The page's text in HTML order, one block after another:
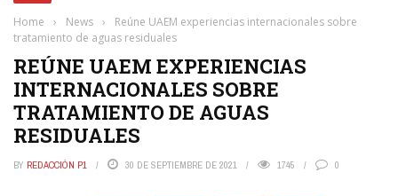
Home › News ›
Reúne UAEM experiencias internacionales sobre
tratamiento de aguas residuales
REÚNE UAEM EXPERIENCIAS
INTERNACIONALES SOBRE
TRATAMIENTO DE AGUAS
RESIDUALES
BY REDACCIÓN P1 30 DE SEPTIEMBRE DE 2021 1745 0